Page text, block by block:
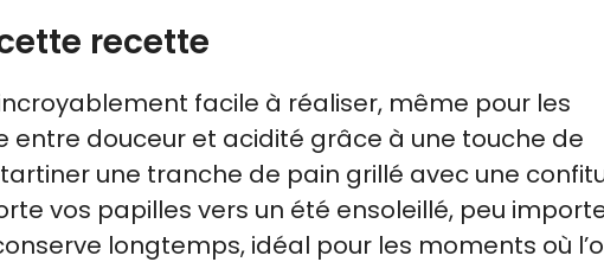
recette
facile à réaliser, même pour les
entre douceur et acidité grâce à une touche de
une tranche de pain grillé avec une
vos papilles vers un été ensoleillé, peu
longtemps, idéal pour les moments où